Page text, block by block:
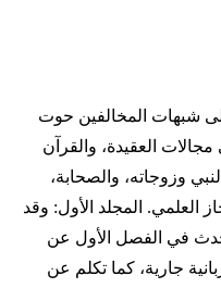
شبهات المخالفين حوت
في مجالات العقيدة، والقرآن
وزوجاته، والصحابة،
العلمي. المجلد الأول: وقد
في الفصل الأول عن
جارية، كما تكلم عن